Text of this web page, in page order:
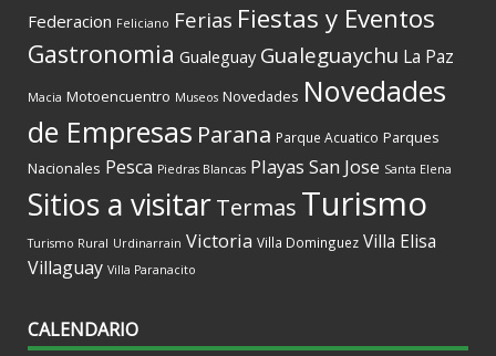
Federacion Feliciano Ferias Fiestas y Eventos
Gastronomia Gualeguay Gualeguaychu La Paz
Macia Motoencuentro Museos Novedades Novedades
de Empresas Parana Parque Acuatico Parques
Nacionales Pesca Piedras Blancas Playas San Jose Santa Elena
Sitios a visitarTermas Turismo
Turismo Rural Urdinarrain Victoria Villa Dominguez Villa Elisa
Villaguay Villa Paranacito
CALENDARIO